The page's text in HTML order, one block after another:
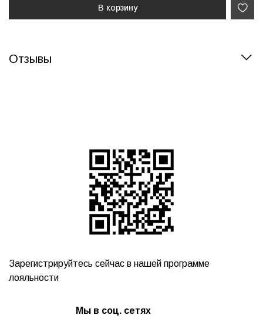
В корзину
Отзывы
Зарегистрируйтесь сейчас в нашей программе
лояльности
Мы в соц. сетях